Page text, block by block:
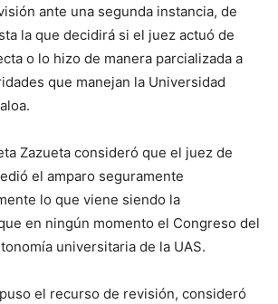
ante una segunda instancia, de
la que decidirá si el juez actuó de
o lo hizo de manera parcializada a
que manejan la Universidad
Zazueta consideró que el juez de
el amparo seguramente
lo que viene siendo la
en ningún momento el Congreso del
universitaria de la UAS.
el recurso de revisión, consideró